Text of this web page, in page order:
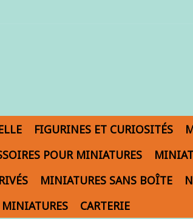
FIGURINES ET CURIOSITÉS
POUR MINIATURES
MINIATURES SANS BOÎTE
MINIATURES
CARTERIE